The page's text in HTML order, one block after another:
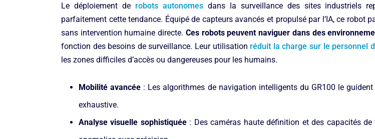
Le déploiement de robots autonomesdans la surveillance des sites industriels
parfaitement cette tendance. Équipé de capteurs avancés et propulsé par l’IA, ce
sans intervention humaine directe. Ces robots peuvent naviguer dans des
fonction des besoins de surveillance. Leur utilisation réduit la charge sur le personnel
les zones difficiles d’accès ou dangereuses pour les humains.
Mobilité avancée : Les algorithmes de navigation intelligents du GR100 le
exhaustive.
Analyse visuelle sophistiquée : Des caméras haute définition et des capacités